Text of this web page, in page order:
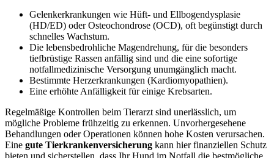
Gelenkerkrankungen wie Hüft- und Ellbogendysplasie
(HD/ED) oder Osteochondrose (OCD), oft begünstigt durch
schnelles Wachstum.
Die lebensbedrohliche Magendrehung, für die besonders
tiefbrüstige Rassen anfällig sind und die eine sofortige
notfallmedizinische Versorgung unumgänglich macht.
Bestimmte Herzerkrankungen (Kardiomyopathien).
Eine erhöhte Anfälligkeit für einige Krebsarten.
Regelmäßige Kontrollen beim Tierarzt sind unerlässlich, um
mögliche Probleme frühzeitig zu erkennen. Unvorhergesehene
Behandlungen oder Operationen können hohe Kosten verursachen.
Eine gute Tierkrankenversicherung kann hier finanziellen Schutz